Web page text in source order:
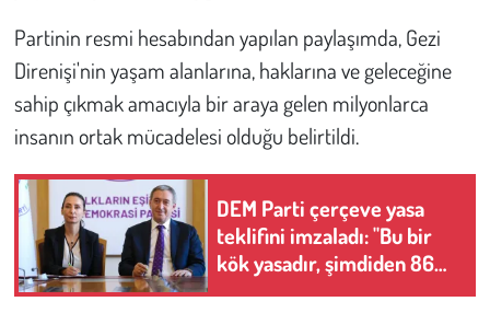
Partinin resmi hesabından yapılan paylaşımda, Gezi
Direnişi'nin yaşam alanlarına, haklarına ve geleceğine
sahip çıkmak amacıyla bir araya gelen milyonlarca
insanın ortak mücadelesi olduğu belirtildi.
DEM Parti çerçeve yasa
teklifini imzaladı: "Bu bir
kök yasadır, şimdiden 86
milyona hayırlı olsun"
Hayvan Hakları
Çevre
Galeri
Günün İçinden
Vefat İlanları